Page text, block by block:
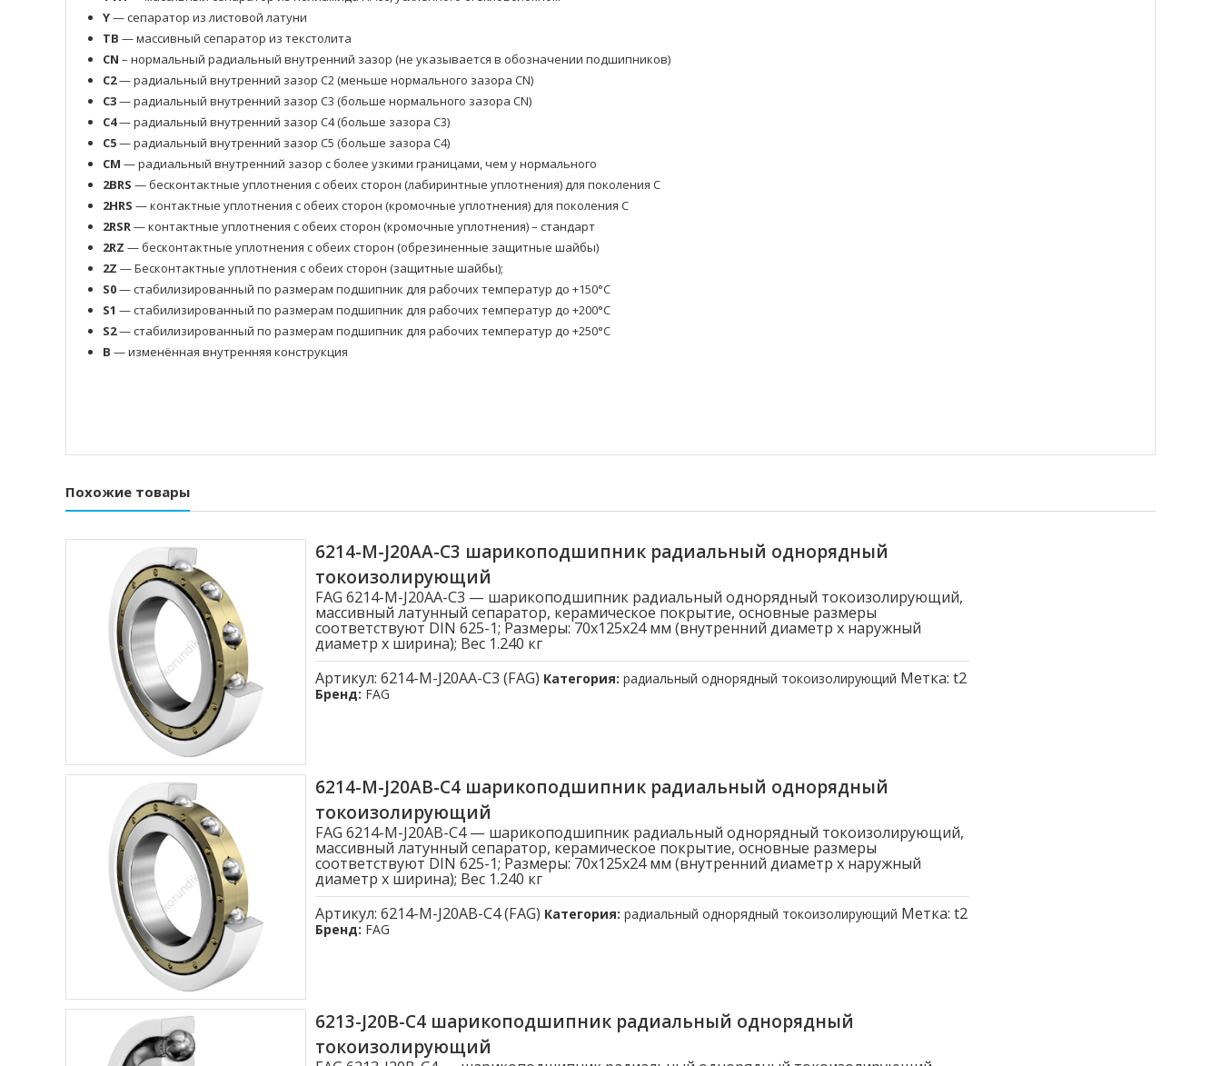
Y— сепаратор из листовой латуни
TB — массивный сепаратор из текстолита
CN – нормальный радиальный внутренний зазор (не указывается в обозначении подшипников)
C2— радиальный внутренний зазор C2 (меньше нормального зазора CN)
C3— радиальный внутренний зазор C3 (больше нормального зазора CN)
C4— радиальный внутренний зазор C4 (больше зазора C3)
C5— радиальный внутренний зазор C5 (больше зазора C4)
CM — радиальный внутренний зазор с более узкими границами, чем у нормального
2BRS — бесконтактные уплотнения с обеих сторон (лабиринтные уплотнения) для поколения C
2HRS — контактные уплотнения с обеих сторон (кромочные уплотнения) для поколения C
2RSR— контактные уплотнения с обеих сторон (кромочные уплотнения) – стандарт
2RZ — бесконтактные уплотнения с обеих сторон (обрезиненные защитные шайбы)
2Z — Бесконтактные уплотнения с обеих сторон (защитные шайбы);
S0— стабилизированный по размерам подшипник для рабочих температур до +150°C
S1 — стабилизированный по размерам подшипник для рабочих температур до +200°C
S2— стабилизированный по размерам подшипник для рабочих температур до +250°C
B — изменённая внутренняя конструкция
Похожие товары
6214-M-J20AA-C3 шарикоподшипник радиальный однорядный
токоизолирующий
FAG 6214-M-J20AA-C3 — шарикоподшипник радиальный однорядный токоизолирующий,
массивный латунный сепаратор, керамическое покрытие, основные размеры
соответствуют DIN 625-1; Размеры: 70x125x24 мм (внутренний диаметр x наружный
диаметр x ширина); Вес 1.240 кг
Артикул: 6214-M-J20AA-C3 (FAG) Категория: радиальный однорядный токоизолирующий Метка: t2
Бренд: FAG
6214-M-J20AB-C4 шарикоподшипник радиальный однорядный
токоизолирующий
FAG 6214-M-J20AB-C4 — шарикоподшипник радиальный однорядный токоизолирующий,
массивный латунный сепаратор, керамическое покрытие, основные размеры
соответствуют DIN 625-1; Размеры: 70x125x24 мм (внутренний диаметр x наружный
диаметр x ширина); Вес 1.240 кг
Артикул: 6214-M-J20AB-C4 (FAG) Категория: радиальный однорядный токоизолирующий Метка: t2
Бренд: FAG
6213-J20B-C4 шарикоподшипник радиальный однорядный
токоизолирующий